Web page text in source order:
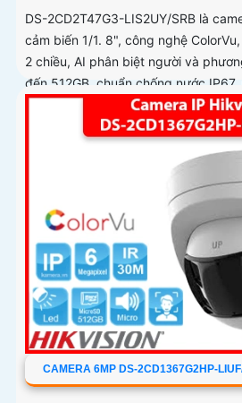
DS-2CD2T47G3-LIS2UY/SRB là
cảm biến 1/1. 8", công nghệ
2 chiều, AI phân biệt người và
đến 512GB, chuẩn chống nước
đêm màu sắc 24/7
CAMERA 6MP DS-2CD1367G2HP-